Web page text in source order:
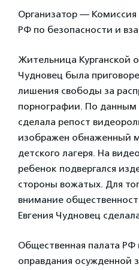
Организатор —
РФ по безопасности и
Жительница Курганской
Чудновец была
лишения свободы за
порнографии. По данным
сделала репост
изображен обнаженный
детского лагеря. На
ребенок подвергался
стороны вожатых. Для
внимание
Евгения Чудновец
Общественная палата РФ
оправдания осужденной